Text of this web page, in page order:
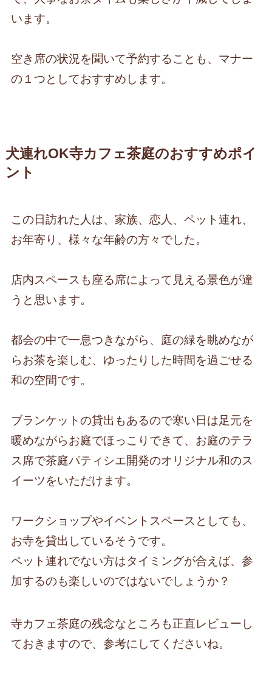
います。
空き席の状況を聞いて予約することも、マナー
の１つとしておすすめします。
犬連れOK寺カフェ茶庭のおすすめポイ
ント
この日訪れた人は、家族、恋人、ペット連れ、
お年寄り、様々な年齢の方々でした。
店内スペースも座る席によって見える景色が違
うと思います。
都会の中で一息つきながら、庭の緑を眺めなが
らお茶を楽しむ、ゆったりした時間を過ごせる
和の空間です。
ブランケットの貸出もあるので寒い日は足元を
暖めながらお庭でほっこりできて、お庭のテラ
ス席で茶庭パティシエ開発のオリジナル和のス
イーツをいただけます。
ワークショップやイベントスペースとしても、
お寺を貸出しているそうです。
ペット連れでない方はタイミングが合えば、参
加するのも楽しいのではないでしょうか？
寺カフェ茶庭の残念なところも正直レビューし
ておきますので、参考にしてくださいね。